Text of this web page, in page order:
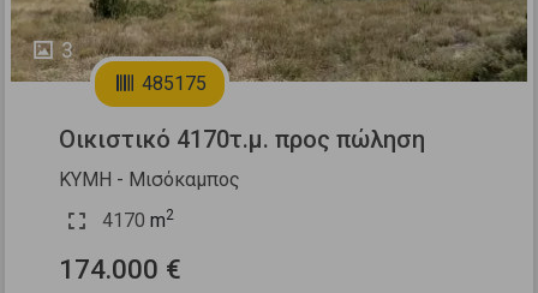
3
485175
Οικιστικό 4170τ.μ. προς πώληση
ΚΥΜΗ - Μισόκαμπος
4170 m2
174.000 €